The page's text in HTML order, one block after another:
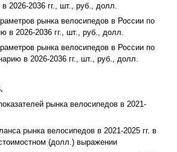
2026-2036 гг., шт., руб., долл.
рынка велосипедов в России по
в 2026-2036 гг., шт., руб., долл.
рынка велосипедов в России по
в 2026-2036 гг., шт., руб., долл.
рынка велосипедов в 2021-
рынка велосипедов в 2021-2025 гг. в
(долл.) выражении